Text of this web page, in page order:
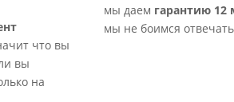
что вы
вы
на
мы даем гарантию 12
мы не боимся